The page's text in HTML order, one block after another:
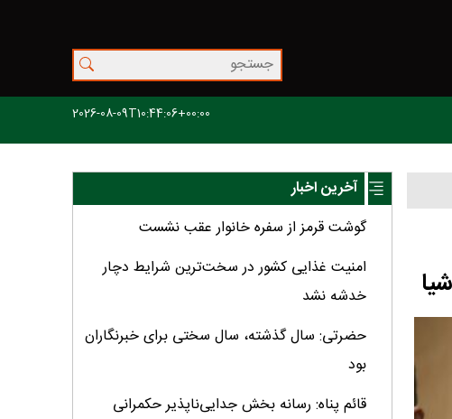
2026-08-09T10:44:06+00:00
آخرین اخبار
گوشت قرمز از سفره خانوار عقب نشست
امنیت غذایی کشور در سخت‌ترین شرایط دچار
خدشه نشد
حضرتی: سال گذشته، سال سختی برای خبرنگاران
بود
قائم پناه: رسانه بخش جدایی‌ناپذیر حکمرانی